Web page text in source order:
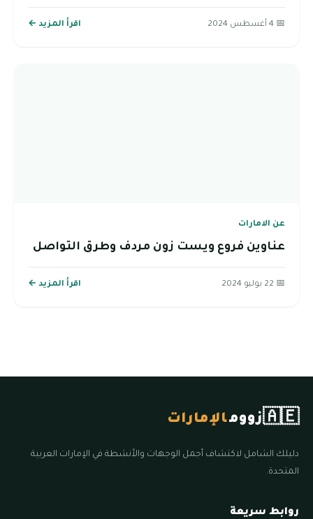
📅 4 أغسطس 2024 اقرأ المزيد ←
عن الامارات
عناوين فروع ويست زون مردف وطرق التواصل
📅 22 يوليو 2024 اقرأ المزيد ←
🇦🇪زوومالإمارات
دليلك الشامل لاكتشاف أجمل الوجهات والأنشطة في الإمارات العربية
المتحدة.
روابط سريعة